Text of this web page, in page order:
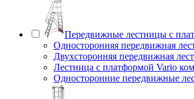
Передвижные лестницы с
Односторонняя передвижная
Двухсторонняя передвижная
Лестница с платформой Vario
Односторонние передвижные